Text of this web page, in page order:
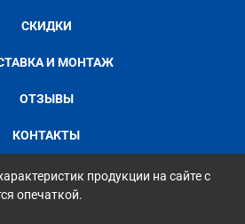
СКИДКИ
И МОНТАЖ
ОТЗЫВЫ
КОНТАКТЫ
продукции на сайте с
опечаткой.